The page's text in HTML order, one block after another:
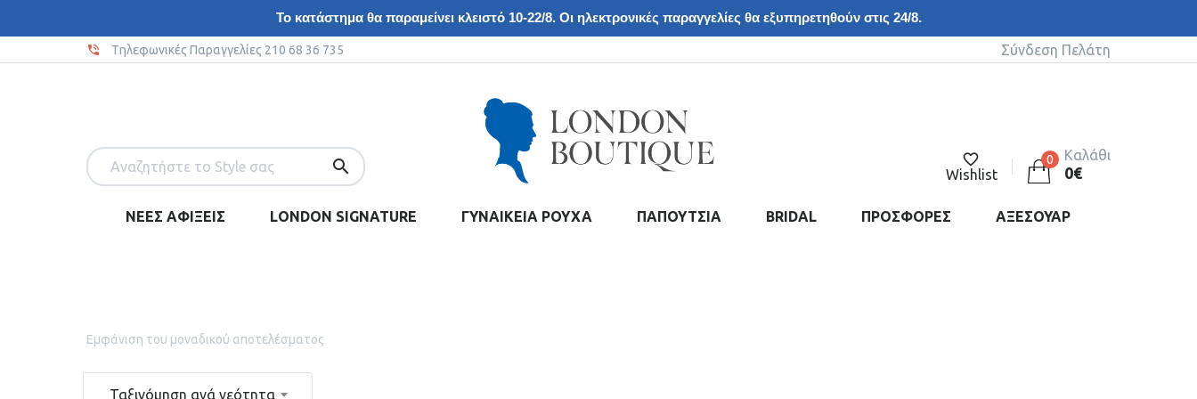
Το κατάστημα θα παραμείνει κλειστό 10-22/8. Οι ηλεκτρονικές παραγγελίες θα εξυπηρετηθούν στις 24/8.
Tηλεφωνικές Παραγγελίες 210 68 36 735 Σύνδεση Πελάτη
Wishlist
0 Καλάθι
0€
ΝΕΕΣ ΑΦΙΞΕΙΣ LONDON SIGNATURE ΓΥΝΑΙΚΕΙΑ ΡΟΥΧΑ ΠΑΠΟΥΤΣΙΑ BRIDAL ΠΡΟΣΦΟΡΕΣ ΑΞΕΣΟΥΑΡ
Εμφάνιση του μοναδικού αποτελέσματος
Ταξινόμηση ανά νεότητα